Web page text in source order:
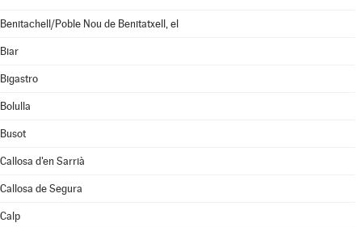
Benitachell/Poble Nou de Benitatxell, el
Biar
Bigastro
Bolulla
Busot
Callosa d'en Sarrià
Callosa de Segura
Calp